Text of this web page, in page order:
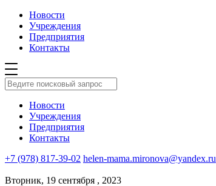
Новости
Учреждения
Предприятия
Контакты
Новости
Учреждения
Предприятия
Контакты
+7 (978) 817-39-02 helen-mama.mironova@yandex.ru
Вторник, 19 сентября , 2023